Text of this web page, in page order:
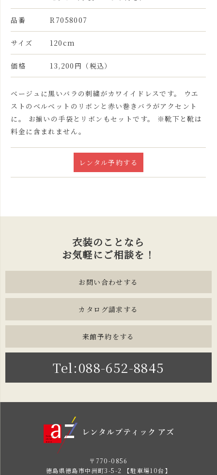
品番 R7058007
サイズ 120cm
価格 13,200円（税込）
ベージュに黒いバラの刺繍がカワイイドレスです。 ウエ
ストのベルベットのリボンと赤い巻きバラがアクセント
に。 お揃いの手袋とリボンもセットです。 ※靴下と靴は
料金に含まれません。
レンタル予約する
衣装のことなら
お気軽にご相談を！
お問い合わせする
カタログ請求する
来館予約をする
Tel:088-652-8845
〒770-0856
徳島県徳島市中洲町3-5-2 【駐車場10台】